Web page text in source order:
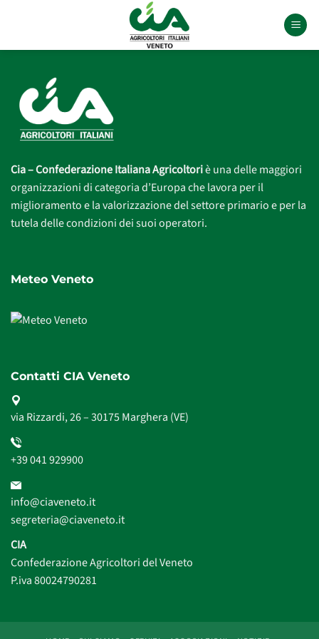
Cia – Confederazione Italiana Agricoltoriè una delle maggiori
organizzazioni di categoria d’Europa che lavora per il
miglioramento e la valorizzazione del settore primario e per la
tutela delle condizioni dei suoi operatori.
Meteo Veneto
Contatti CIA Veneto
via Rizzardi, 26 – 30175 Marghera (VE)
+39 041 929900
info@ciaveneto.it
segreteria@ciaveneto.it
CIA
Confederazione Agricoltori del Veneto
P.iva 80024790281